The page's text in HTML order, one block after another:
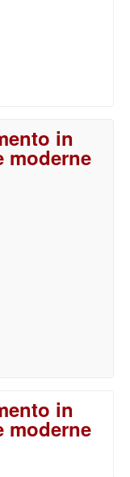
in
moderne
in
moderne